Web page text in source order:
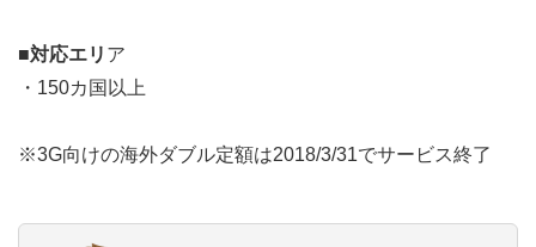
■対応エリ ア
・150カ国以上
※3G向けの海外ダブル定額は2018/3/31でサービス終了